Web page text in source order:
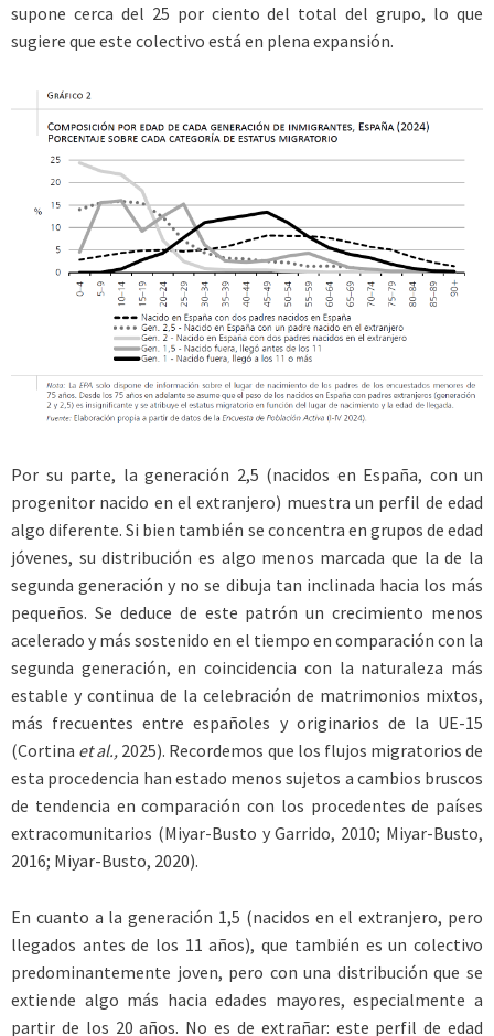
supone cerca del 25 por ciento del total del grupo, lo que
sugiere que este colectivo está en plena expansión.
Por su parte, la generación 2,5 (nacidos en España, con un
progenitor nacido en el extranjero) muestra un perfil de edad
algo diferente. Si bien también se concentra en grupos de edad
jóvenes, su distribución es algo menos marcada que la de la
segunda generación y no se dibuja tan inclinada hacia los más
pequeños. Se deduce de este patrón un crecimiento menos
acelerado y más sostenido en el tiempo en comparación con la
segunda generación, en coincidencia con la naturaleza más
estable y continua de la celebración de matrimonios mixtos,
más frecuentes entre españoles y originarios de la UE-15
(Cortina et al., 2025). Recordemos que los flujos migratorios de
esta procedencia han estado menos sujetos a cambios bruscos
de tendencia en comparación con los procedentes de países
extracomunitarios (Miyar-Busto y Garrido, 2010; Miyar-Busto,
2016; Miyar-Busto, 2020).
En cuanto a la generación 1,5 (nacidos en el extranjero, pero
llegados antes de los 11 años), que también es un colectivo
predominantemente joven, pero con una distribución que se
extiende algo más hacia edades mayores, especialmente a
partir de los 20 años. No es de extrañar: este perfil de edad